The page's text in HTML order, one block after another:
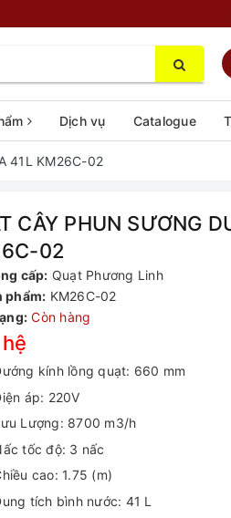
Dịch vụ Catalogue
41L KM26C-02
CÂY PHUN SƯƠNG
02
cấp: Quạt Phương Linh
phẩm: KM26C-02
Còn hàng
kính lồng quạt: 660 mm
áp: 220V
Lượng: 8700 m3/h
tốc độ: 3 nấc
cao: 1.75 (m)
tích bình nước: 41 L